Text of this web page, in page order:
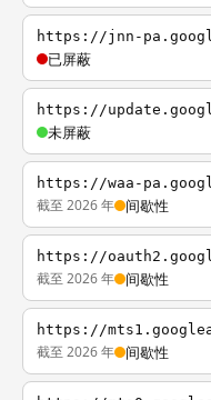
https://jnn-
已屏蔽
https://
未屏蔽
https://waa-
截至 2026 年 间歇性
https://
截至 2026 年 间歇性
https://
截至 2026 年 间歇性